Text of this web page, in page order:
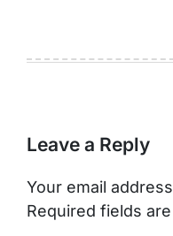
Leave a Reply
Your email
Required fields